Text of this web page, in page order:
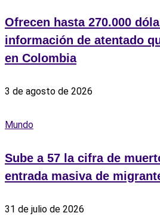
Ofrecen hasta 270.000
información de atentado
en Colombia
3 de agosto de 2026
Mundo
Sube a 57 la cifra de
entrada masiva de
31 de julio de 2026